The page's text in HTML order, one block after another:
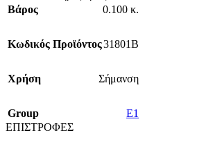
Βάρος
0.100 κ.
Κωδικός Προϊόντος31801B
Χρήση Σήμανση
Group
E1
ΕΠΙΣΤΡΟΦΕΣ